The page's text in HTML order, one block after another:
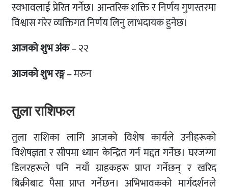
स्वभावलाई प्रेरित गर्नेछ। आन्तरिक शक्ति र निर्णय गुणस्तरमा
विश्वास गरेर व्यक्तिगत निर्णय लिनु लाभदायक हुनेछ।
आजको शुभ अंक– २२
आजको शुभ रङ्ग– मरुन
तुला राशिफल
तुला राशिका लागि आजको विशेष कार्यले उनीहरूको
विशेषज्ञता र सीपमा ध्यान केन्द्रित गर्न मद्दत गर्नेछ। घरजग्गा
डिलरहरूले पनि नयाँ ग्राहकहरू प्राप्त गर्नेछन् र खरिद